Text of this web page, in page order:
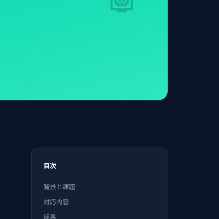
目次
背景と課題
対応内容
成果